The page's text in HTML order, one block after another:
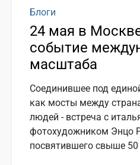
Блоги
24 мая в
событие
масштаба
Соединившее под
как мосты между
людей - встреча с
фотохудожником Энцо
посвятившего свыше 50